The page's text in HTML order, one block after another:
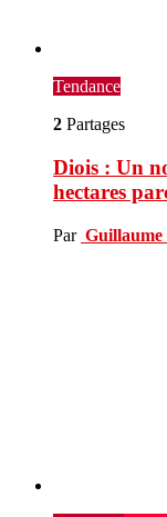
Tendance
2 Partages
Diois : Un
hectares
Par Guillaume